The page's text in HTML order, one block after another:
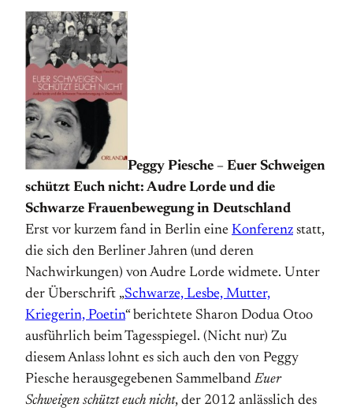
Peggy Piesche – Euer Schweigen
schützt Euch nicht: Audre Lorde und die
Schwarze Frauenbewegung in Deutschland
Erst vor kurzem fand in Berlin eine Konferenz statt,
die sich den Berliner Jahren (und deren
Nachwirkungen) von Audre Lorde widmete. Unter
der Überschrift „Schwarze, Lesbe, Mutter,
Kriegerin, Poetin“ berichtete Sharon Dodua Otoo
ausführlich beim Tagesspiegel. (Nicht nur) Zu
diesem Anlass lohnt es sich auch den von Peggy
Piesche herausgegebenen Sammelband Euer
Schweigen schützt euch nicht, der 2012 anlässlich des